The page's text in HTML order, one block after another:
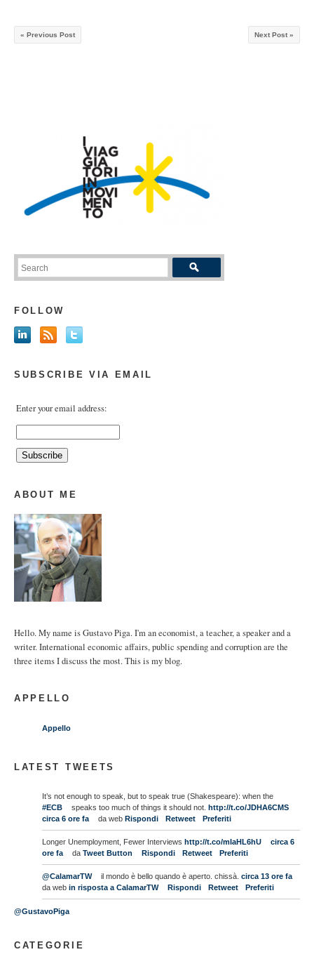
Next Post »
« Previous Post
FOLLOW
SUBSCRIBE VIA EMAIL
Enter your email address:
ABOUT ME
Hello. My name is Gustavo Piga. I'm an economist, a teacher, a speaker and a
writer. International economic affairs, public spending and corruption are the
three items I discuss the most. This is my blog.
APPELLO
Appello
LATEST TWEETS
It’s not enough to speak, but to speak true (Shakespeare): when the
#ECB
speaks too much of things it should not. http://t.co/JDHA6CMS
circa 6 ore fa
da web Rispondi Retweet Preferiti
Longer Unemployment, Fewer Interviews http://t.co/mIaHL6hU
circa 6
ore fa
da Tweet Button Rispondi Retweet Preferiti
@CalamarTW il mondo è bello quando è aperto. chissà. circa 13 ore fa
da web in risposta a CalamarTW Rispondi Retweet Preferiti
@GustavoPiga
CATEGORIE